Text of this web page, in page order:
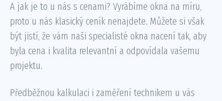
A jak je to u nás s cenami? Vyrábíme okna na míru,
proto u nás klasický ceník nenajdete. Můžete si však
být jistí, že vám naši specialisté okna nacení tak, aby
byla cena i kvalita relevantní a odpovídala vašemu
projektu.
Předběžnou kalkulaci i zaměření technikem u vás